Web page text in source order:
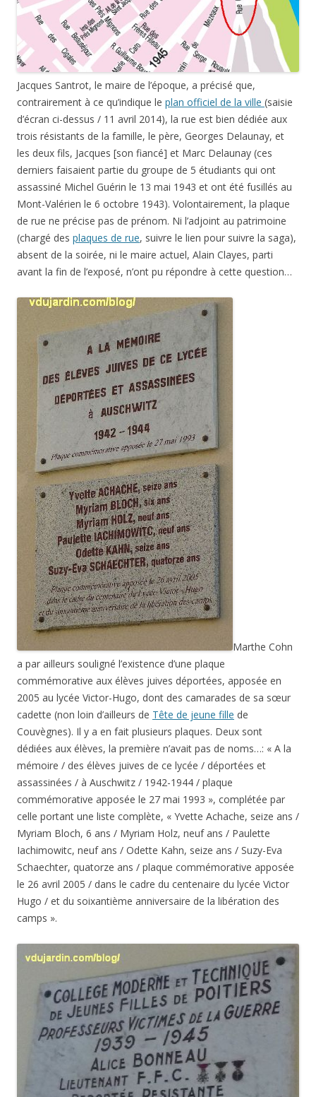
Jacques Santrot, le maire de l’époque, a précisé que,
contrairement à ce qu’indique le plan officiel de la ville (saisie
d’écran ci-dessus / 11 avril 2014), la rue est bien dédiée aux
trois résistants de la famille, le père, Georges Delaunay, et
les deux fils, Jacques [son fiancé] et Marc Delaunay (ces
derniers faisaient partie du groupe de 5 étudiants qui ont
assassiné Michel Guérin le 13 mai 1943 et ont été fusillés au
Mont-Valérien le 6 octobre 1943). Volontairement, la plaque
de rue ne précise pas de prénom. Ni l’adjoint au patrimoine
(chargé des plaques de rue, suivre le lien pour suivre la saga),
absent de la soirée, ni le maire actuel, Alain Clayes, parti
avant la fin de l’exposé, n’ont pu répondre à cette question…
Marthe Cohn
a par ailleurs souligné l’existence d’une plaque
commémorative aux élèves juives déportées, apposée en
2005 au lycée Victor-Hugo, dont des camarades de sa sœur
cadette (non loin d’ailleurs de Tête de jeune fille de
Couvègnes). Il y a en fait plusieurs plaques. Deux sont
dédiées aux élèves, la première n’avait pas de noms…: « A la
mémoire / des élèves juives de ce lycée / déportées et
assassinées / à Auschwitz / 1942-1944 / plaque
commémorative apposée le 27 mai 1993 », complétée par
celle portant une liste complète, « Yvette Achache, seize ans /
Myriam Bloch, 6 ans / Myriam Holz, neuf ans / Paulette
Iachimowitc, neuf ans / Odette Kahn, seize ans / Suzy-Eva
Schaechter, quatorze ans / plaque commémorative apposée
le 26 avril 2005 / dans le cadre du centenaire du lycée Victor
Hugo / et du soixantième anniversaire de la libération des
camps ».